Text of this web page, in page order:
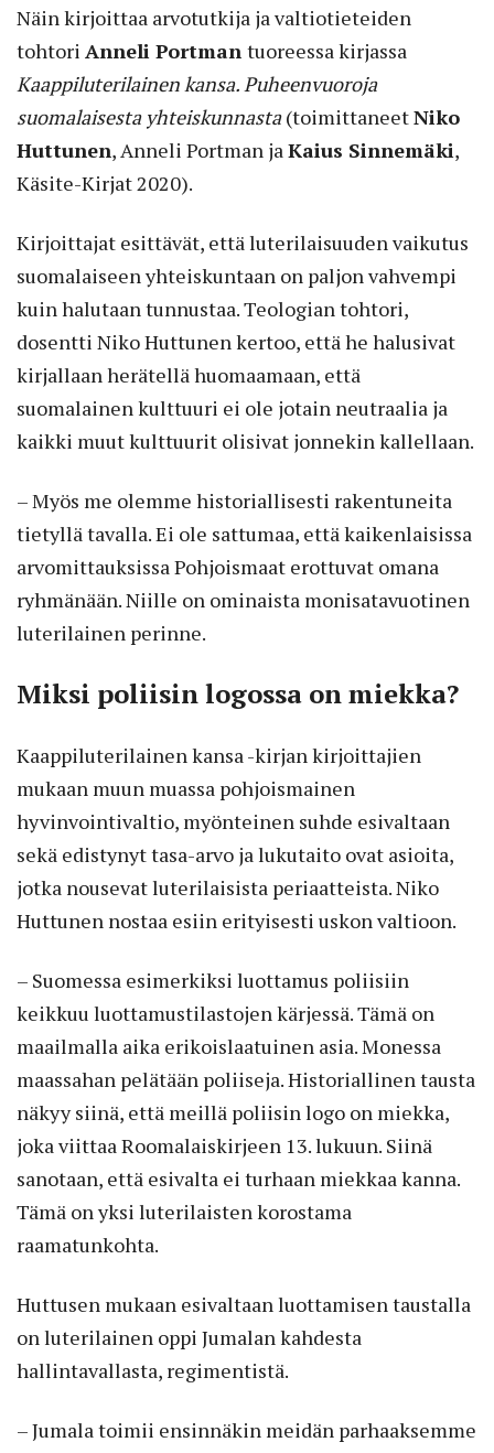
Näin kirjoittaa arvotutkija ja valtiotieteiden
tohtori Anneli Portman tuoreessa kirjassa
Kaappiluterilainen kansa. Puheenvuoroja
suomalaisesta yhteiskunnasta(toimittaneetNiko
Huttunen, Anneli Portman ja Kaius Sinnemäki,
Käsite-Kirjat 2020).
Kirjoittajat esittävät, että luterilaisuuden vaikutus
suomalaiseen yhteiskuntaan on paljon vahvempi
kuin halutaan tunnustaa. Teologian tohtori,
dosentti Niko Huttunen kertoo, että he halusivat
kirjallaan herätellä huomaamaan, että
suomalainen kulttuuri ei ole jotain neutraalia ja
kaikki muut kulttuurit olisivat jonnekin kallellaan.
– Myös me olemme historiallisesti rakentuneita
tietyllä tavalla. Ei ole sattumaa, että kaikenlaisissa
arvomittauksissa Pohjoismaat erottuvat omana
ryhmänään. Niille on ominaista monisatavuotinen
luterilainen perinne.
Miksi poliisin logossa on miekka?
Kaappiluterilainen kansa -kirjan kirjoittajien
mukaan muun muassa pohjoismainen
hyvinvointivaltio, myönteinen suhde esivaltaan
sekä edistynyt tasa-arvo ja lukutaito ovat asioita,
jotka nousevat luterilaisista periaatteista. Niko
Huttunen nostaa esiin erityisesti uskon valtioon.
– Suomessa esimerkiksi luottamus poliisiin
keikkuu luottamustilastojen kärjessä. Tämä on
maailmalla aika erikoislaatuinen asia. Monessa
maassahan pelätään poliiseja. Historiallinen tausta
näkyy siinä, että meillä poliisin logo on miekka,
joka viittaa Roomalaiskirjeen 13. lukuun. Siinä
sanotaan, että esivalta ei turhaan miekkaa kanna.
Tämä on yksi luterilaisten korostama
raamatunkohta.
Huttusen mukaan esivaltaan luottamisen taustalla
on luterilainen oppi Jumalan kahdesta
hallintavallasta, regimentistä.
– Jumala toimii ensinnäkin meidän parhaaksemme